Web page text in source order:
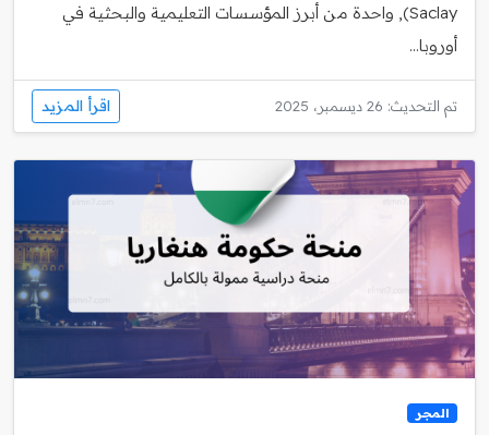
Saclay), واحدة من أبرز المؤسسات التعليمية والبحثية في
أوروبا...
تم التحديث: 26 ديسمبر، 2025 اقرأ المزيد
المجر